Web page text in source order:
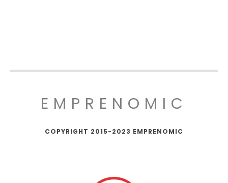
EMPRENOMIC
COPYRIGHT 2015-2023 EMPRENOMIC